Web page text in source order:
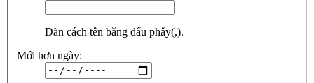
Dãn cách tên bằng dấu phẩy(,).
Mới hơn ngày: